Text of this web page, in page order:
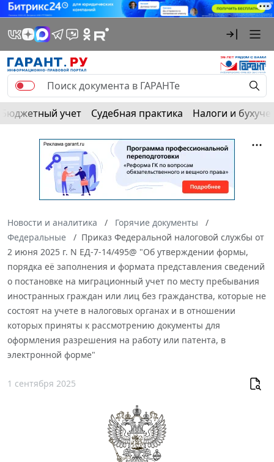
Бюджетный учет Судебная практика Налоги и
Новости и аналитика
Горячие документы
Федеральные
Приказ Федеральной налоговой службы от
2 июня 2025 г. N ЕД-7-14/495@ "Об утверждении формы,
порядка её заполнения и формата представления сведений
о постановке на миграционный учет по месту пребывания
иностранных граждан или лиц без гражданства, которые не
состоят на учете в налоговых органах и в отношении
которых приняты к рассмотрению документы для
оформления разрешения на работу или патента, в
электронной форме"
1 сентября 2025